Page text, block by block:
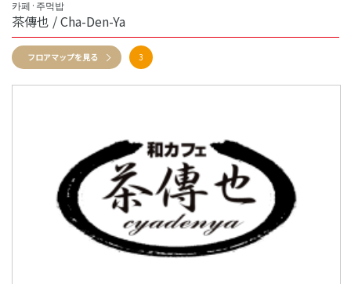
카페·주먹밥
茶傳也 / Cha-Den-Ya
フロアマップを見る 3